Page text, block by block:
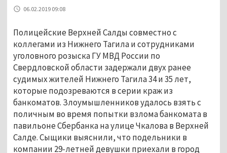
06.02.2019 09:08
Полицейские Верхней Салды совместно с
коллегами из Нижнего Тагила и сотрудниками
уголовного розыска ГУ МВД России по
Свердловской области задержали двух ранее
судимых жителей Нижнего Тагила 34 и 35 лет,
которые подозреваются в серии краж из
банкоматов. Злоумышленников удалось взять с
поличным во время попытки взлома банкомата в
павильоне Сбербанка на улице Чкалова в Верхней
Салде. Сыщики выяснили, что подельники в
компании 29-летней девушки приехали в город